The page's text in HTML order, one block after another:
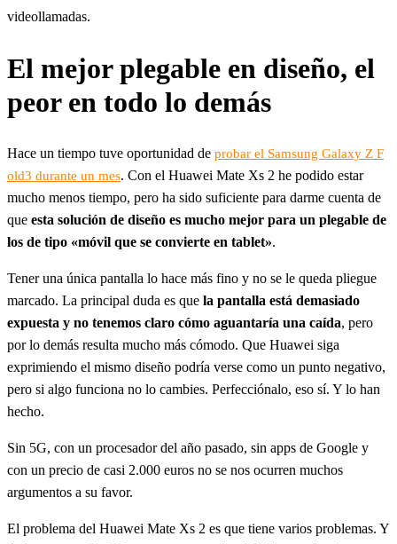
videollamadas.
El mejor plegable en diseño, el
peor en todo lo demás
Hace un tiempo tuve oportunidad de probar el Samsung Galaxy Z F
old3 durante un mes. Con el Huawei Mate Xs 2 he podido estar
mucho menos tiempo, pero ha sido suficiente para darme cuenta de
que esta solución de diseño es mucho mejor para un plegable de
los de tipo «móvil que se convierte en tablet».
Tener una única pantalla lo hace más fino y no se le queda pliegue
marcado. La principal duda es que la pantalla está demasiado
expuesta y no tenemos claro cómo aguantaría una caída, pero
por lo demás resulta mucho más cómodo. Que Huawei siga
exprimiendo el mismo diseño podría verse como un punto negativo,
pero si algo funciona no lo cambies. Perfecciónalo, eso sí. Y lo han
hecho.
Sin 5G, con un procesador del año pasado, sin apps de Google y
con un precio de casi 2.000 euros no se nos ocurren muchos
argumentos a su favor.
El problema del Huawei Mate Xs 2 es que tiene varios problemas. Y